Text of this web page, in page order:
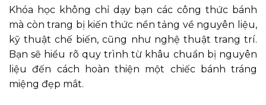
Khóa học không chỉ dạy bạn các công thức bánh
mà còn trang bị kiến thức nền tảng về nguyên liệu,
kỹ thuật chế biến, cũng như nghệ thuật trang trí.
Bạn sẽ hiểu rõ quy trình từ khâu chuẩn bị nguyên
liệu đến cách hoàn thiện một chiếc bánh tráng
miệng đẹp mắt.